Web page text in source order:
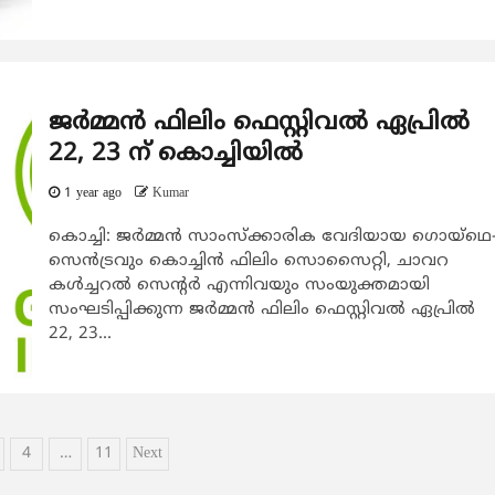
ജര്‍മ്മന്‍ ഫിലിം ഫെസ്റ്റിവല്‍ ഏപ്രില്‍
22, 23 ന് കൊച്ചിയില്‍
1 year ago Kumar
കൊച്ചി: ജര്‍മ്മന്‍ സാംസ്ക്കാരിക വേദിയായ
സെന്‍ട്രവും കൊച്ചിന്‍ ഫിലിം സൊസൈറ്റി, ചാവറ
കള്‍ച്ചറല്‍ സെന്‍റര്‍ എന്നിവയും സംയുക്തമായി
സംഘടിപ്പിക്കുന്ന ജര്‍മ്മന്‍ ഫിലിം ഫെസ്റ്റിവല്‍ ഏപ്രില്‍
22, 23...
4 … 11 Next